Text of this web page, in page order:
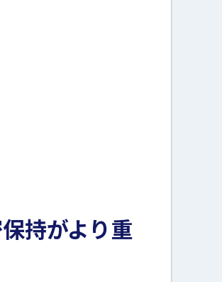
持がより重